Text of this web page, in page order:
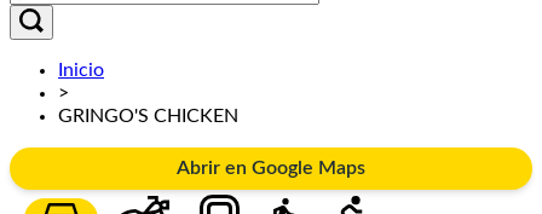
Inicio
>
GRINGO'S CHICKEN
Abrir en Google Maps